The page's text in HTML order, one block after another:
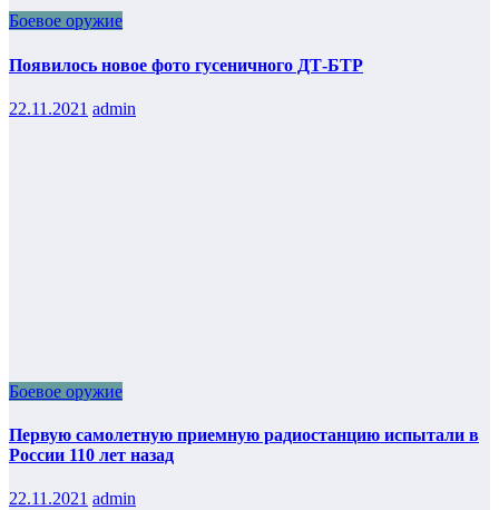
Боевое оружие
Появилось новое фото гусеничного ДТ-БТР
22.11.2021 admin
Боевое оружие
Первую самолетную приемную радиостанцию испытали в
России 110 лет назад
22.11.2021 admin